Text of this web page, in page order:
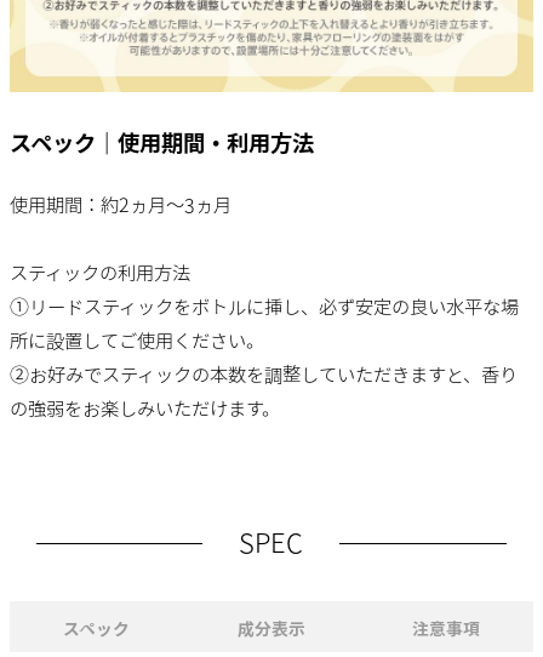
スペック｜使用期間・利用方法
使用期間：約2ヵ月～3ヵ月
スティックの利用方法
①リードスティックをボトルに挿し、必ず安定の良い水平な場
所に設置してご使用ください。
②お好みでスティックの本数を調整していただきますと、香り
の強弱をお楽しみいただけます。
SPEC
スペック 成分表示 注意事項